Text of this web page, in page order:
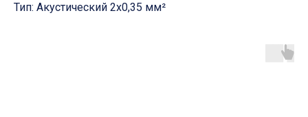
Тип: Акустический 2х0,35 мм²